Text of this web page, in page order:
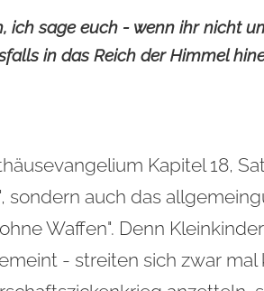
ich sage euch - wenn ihr nicht
in das Reich der Himmel
Kapitel 18,
sondern auch das
Waffen". Denn
- streiten sich zwar